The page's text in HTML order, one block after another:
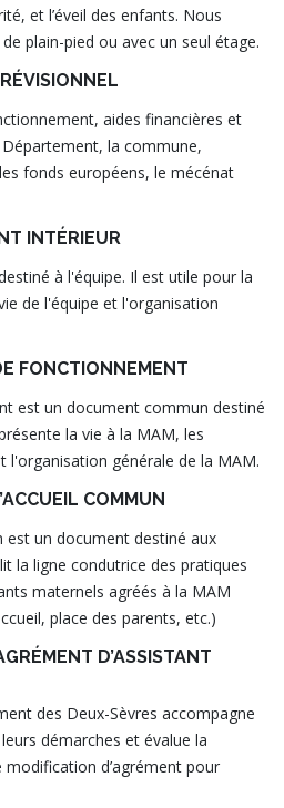
et l’éveil des enfants. Nous
plain-pied ou avec un seul étage.
aides financières et
la commune,
fonds européens, le mécénat
INTÉRIEUR
à l'équipe. Il est utile pour la
de l'équipe et l'organisation
FONCTIONNEMENT
est un document commun destiné
la vie à la MAM, les
l'organisation générale de la MAM.
COMMUN
un document destiné aux
la ligne condutrice des pratiques
maternels agréés à la MAM
place des parents, etc.)
D’ASSISTANT
des Deux-Sèvres accompagne
démarches et évalue la
modification d’agrément pour